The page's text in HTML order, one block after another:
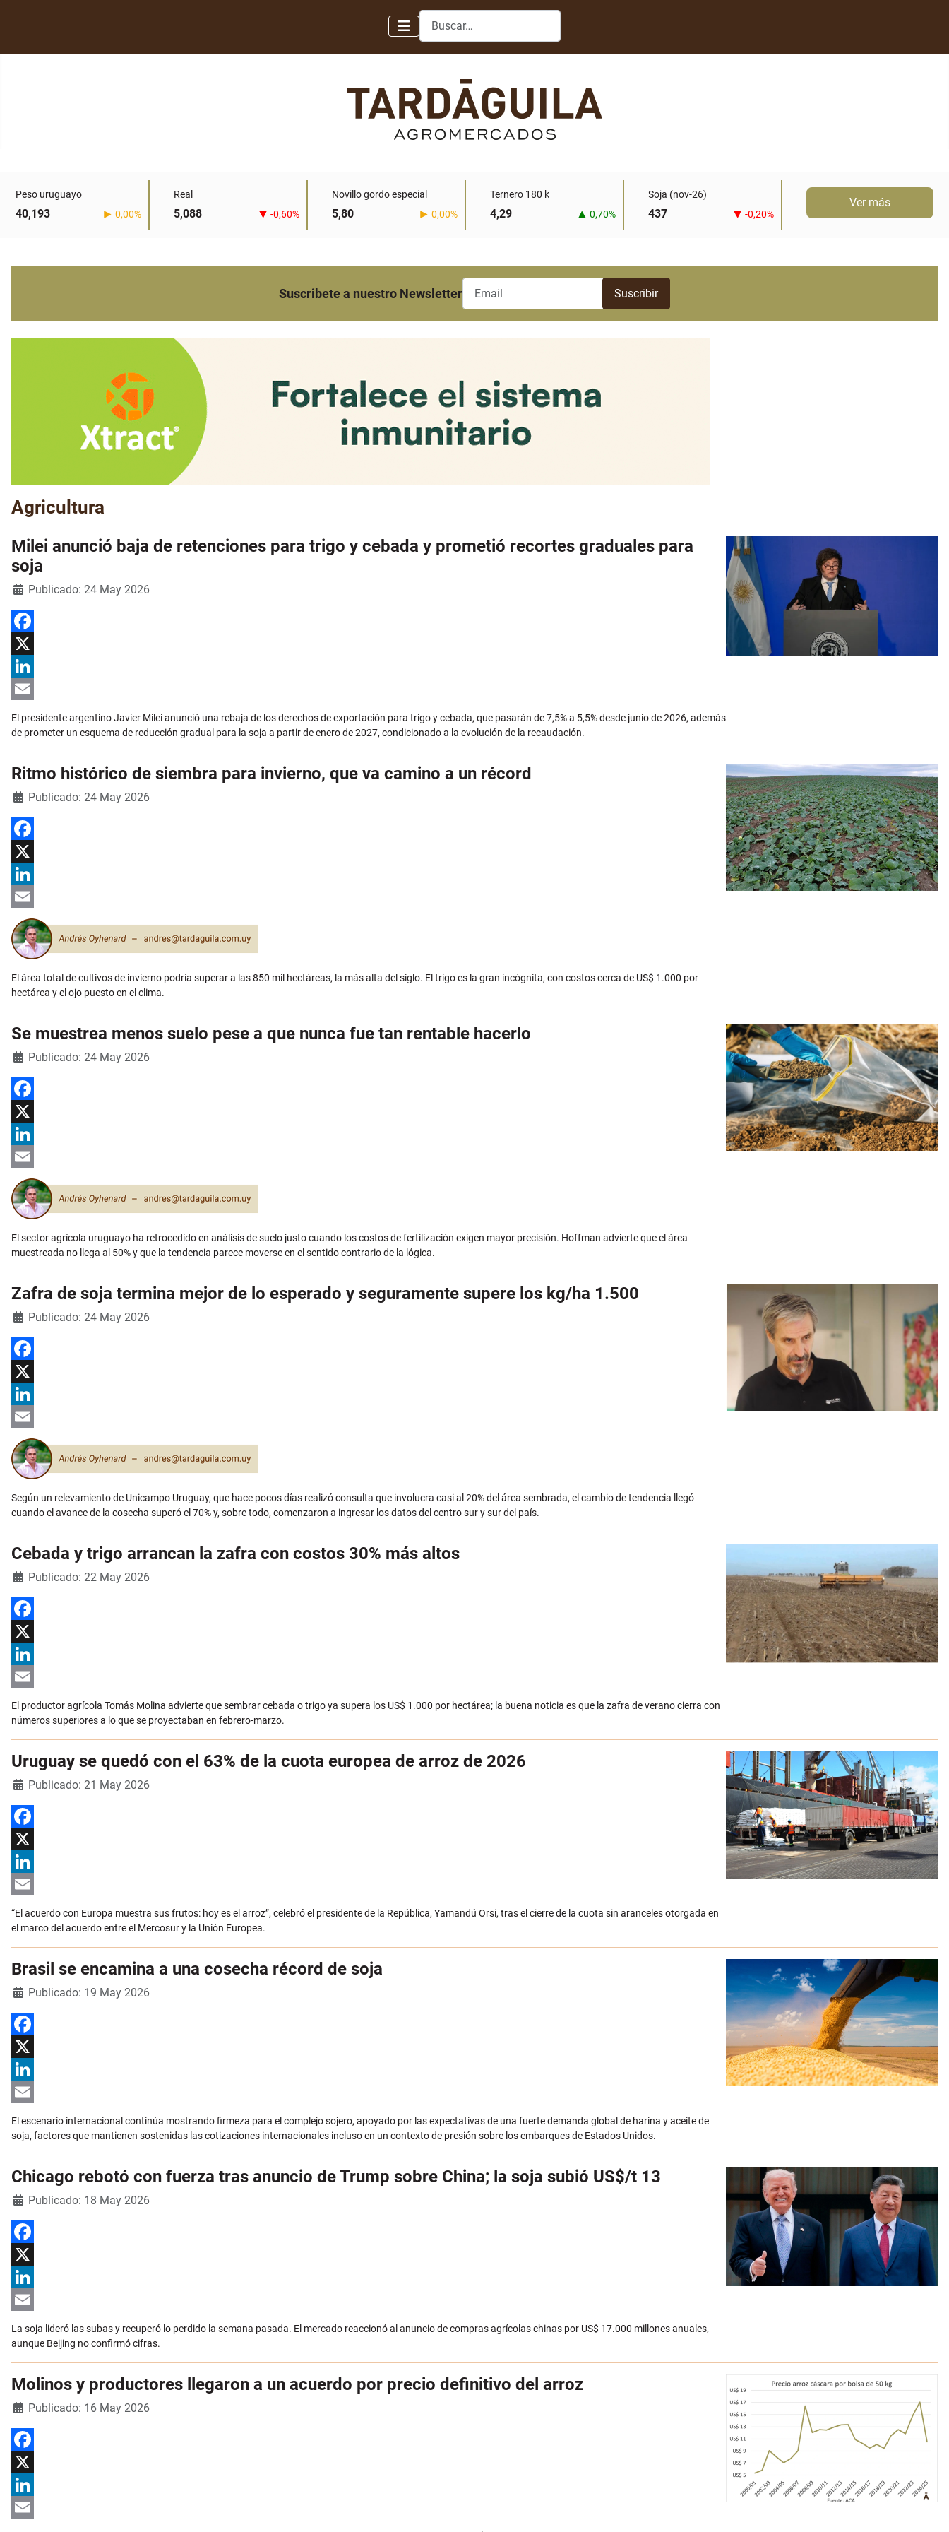
Buscar
Peso uruguayo
40,193 0,00%
Real
5,088 -0,60%
Novillo gordo especial
5,80 0,00%
Ternero 180 k
4,29 0,70%
Soja (nov-26)
437 -0,20%
Ver más
Suscribete a nuestro Newsletter
Agricultura
Milei anunció baja de retenciones para trigo y cebada y prometió recortes graduales para
soja
DetallesPublicado: 24 May 2026
Facebook
X
LinkedIn
Email
El presidente argentino Javier Milei anunció una rebaja de los derechos de exportación para trigo y cebada, que pasarán de 7,5% a 5,5% desde junio de 2026, además
de prometer un esquema de reducción gradual para la soja a partir de enero de 2027, condicionado a la evolución de la recaudación.
Ritmo histórico de siembra para invierno, que va camino a un récord
DetallesPublicado: 24 May 2026
Facebook
X
LinkedIn
Email
El área total de cultivos de invierno podría superar a las 850 mil hectáreas, la más alta del siglo. El trigo es la gran incógnita, con costos cerca de US$ 1.000 por
hectárea y el ojo puesto en el clima.
Se muestrea menos suelo pese a que nunca fue tan rentable hacerlo
DetallesPublicado: 24 May 2026
Facebook
X
LinkedIn
Email
El sector agrícola uruguayo ha retrocedido en análisis de suelo justo cuando los costos de fertilización exigen mayor precisión. Hoffman advierte que el área
muestreada no llega al 50% y que la tendencia parece moverse en el sentido contrario de la lógica.
Zafra de soja termina mejor de lo esperado y seguramente supere los kg/ha 1.500
DetallesPublicado: 24 May 2026
Facebook
X
LinkedIn
Email
Según un relevamiento de Unicampo Uruguay, que hace pocos días realizó consulta que involucra casi al 20% del área sembrada, el cambio de tendencia llegó
cuando el avance de la cosecha superó el 70% y, sobre todo, comenzaron a ingresar los datos del centro sur y sur del país.
Cebada y trigo arrancan la zafra con costos 30% más altos
DetallesPublicado: 22 May 2026
Facebook
X
LinkedIn
Email
El productor agrícola Tomás Molina advierte que sembrar cebada o trigo ya supera los US$ 1.000 por hectárea; la buena noticia es que la zafra de verano cierra con
números superiores a lo que se proyectaban en febrero-marzo.
Uruguay se quedó con el 63% de la cuota europea de arroz de 2026
DetallesPublicado: 21 May 2026
Facebook
X
LinkedIn
Email
“El acuerdo con Europa muestra sus frutos: hoy es el arroz”, celebró el presidente de la República, Yamandú Orsi, tras el cierre de la cuota sin aranceles otorgada en
el marco del acuerdo entre el Mercosur y la Unión Europea.
Brasil se encamina a una cosecha récord de soja
DetallesPublicado: 19 May 2026
Facebook
X
LinkedIn
Email
El escenario internacional continúa mostrando firmeza para el complejo sojero, apoyado por las expectativas de una fuerte demanda global de harina y aceite de
soja, factores que mantienen sostenidas las cotizaciones internacionales incluso en un contexto de presión sobre los embarques de Estados Unidos.
Chicago rebotó con fuerza tras anuncio de Trump sobre China; la soja subió US$/t 13
DetallesPublicado: 18 May 2026
Facebook
X
LinkedIn
La soja lideró las subas y recuperó lo perdido la semana pasada. El mercado reaccionó al anuncio de compras agrícolas chinas por US$ 17.000 millones anuales,
aunque Beijing no confirmó cifras.
Molinos y productores llegaron a un acuerdo por precio definitivo del arroz
DetallesPublicado: 16 May 2026
Facebook
X
LinkedIn